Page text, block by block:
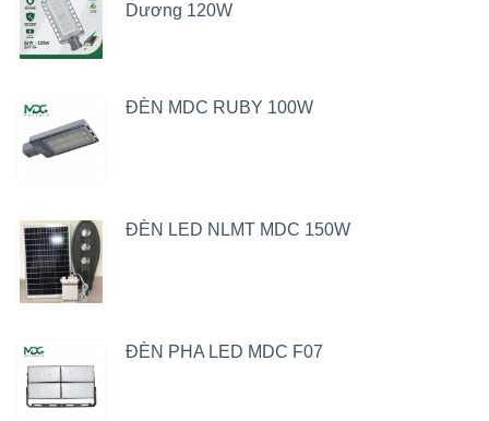
Dương 120W
ĐÈN MDC RUBY 100W
ĐÈN LED NLMT MDC 150W
ĐÈN PHA LED MDC F07